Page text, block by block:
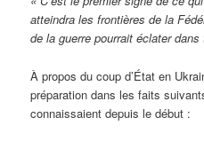
atteindra les frontières de la
de la guerre pourrait éclater dans
À propos du coup d’État en
préparation dans les faits
connaissaient depuis le début :